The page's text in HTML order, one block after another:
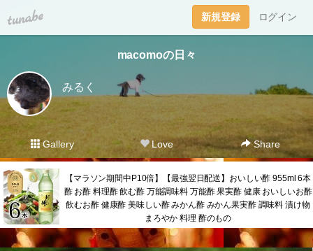
tuna.be 新規登録 ログイン
macomoの日々
みるく
Gallery Love Share
【マラソン期間中P10倍】【最強翌日配送】おいしい酢 955ml 6本
酢 お酢 料理酢 飲む酢 万能調味料 万能酢 果実酢 健康 おいしいお酢
飲むお酢 健康酢 美味しい酢 みかん酢 みかん果実酢 調味料 漬け物
まろやか 料理 酢のもの